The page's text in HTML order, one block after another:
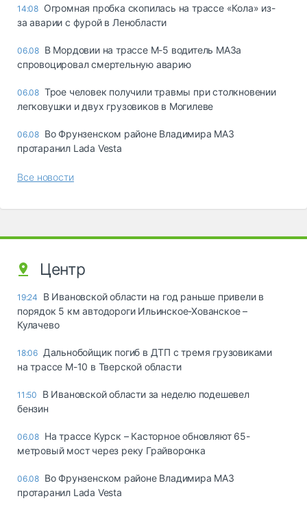
14:08 Огромная пробка скопилась на трассе «Кола» из-
за аварии с фурой в Ленобласти
06.08 В Мордовии на трассе М-5 водитель МАЗа
спровоцировал смертельную аварию
06.08 Трое человек получили травмы при столкновении
легковушки и двух грузовиков в Могилеве
06.08 Во Фрунзенском районе Владимира МАЗ
протаранил Lada Vesta
Все новости
Центр
19:24
В Ивановской области на год раньше привели в
порядок 5 км автодороги Ильинское-Хованское –
Кулачево
18:06 Дальнобойщик погиб в ДТП с тремя грузовиками
на трассе М-10 в Тверской области
11:50
В Ивановской области за неделю подешевел
бензин
06.08 На трассе Курск – Касторное обновляют 65-
метровый мост через реку Грайворонка
06.08 Во Фрунзенском районе Владимира МАЗ
протаранил Lada Vesta